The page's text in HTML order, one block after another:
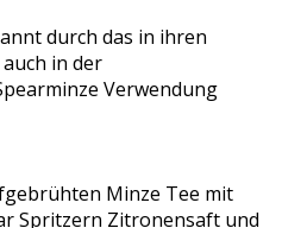
durch das in ihren
in der
Verwendung
Minze Tee mit
Spritzern Zitronensaft und